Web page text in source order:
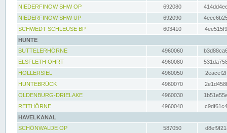
NIEDERFINOW SHW OP
692080
NIEDERFINOW SHW UP
692090
SCHWEDT SCHLEUSE BP
603410
HUNTE
BUTTELERHÖRNE
4960060
ELSFLETH OHRT
4960080
HOLLERSIEL
4960050
HUNTEBRÜCK
4960070
OLDENBURG-DRIELAKE
4960030
REITHÖRNE
4960040
HAVELKANAL
SCHÖNWALDE OP
587050